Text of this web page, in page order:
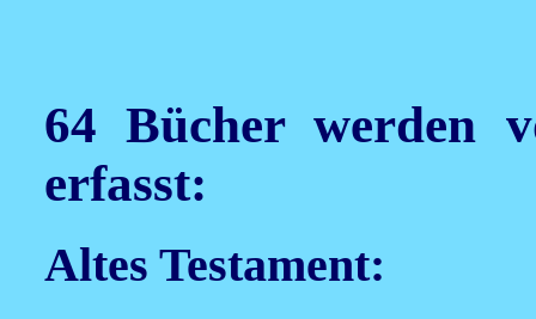
64 Bücher werden
erfasst:
Altes Testament: